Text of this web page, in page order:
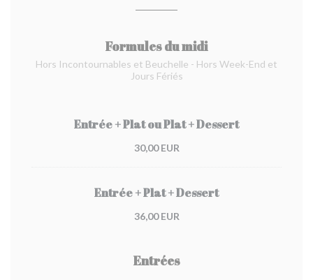
Formules du midi
Hors Incontournables et Beuchelle - Hors Week-End et
Jours Fériés
Entrée + Plat ou Plat + Dessert
30,00 EUR
Entrée + Plat + Dessert
36,00 EUR
Entrées